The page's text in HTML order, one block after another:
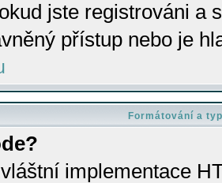
jste registrováni a
přístup nebo je
Formátování a
implementace